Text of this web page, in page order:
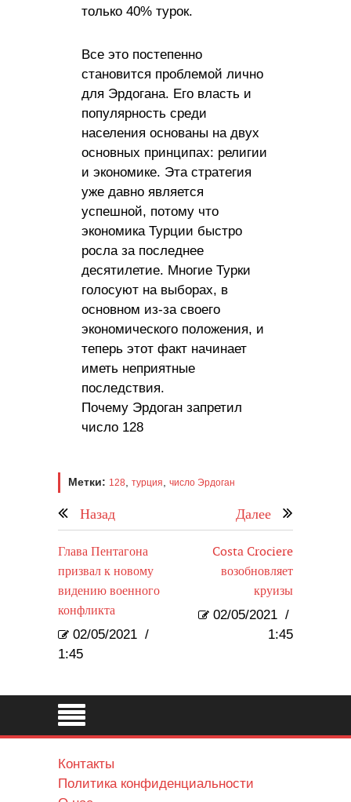
только 40% турок.
Все это постепенно
становится проблемой лично
для Эрдогана. Его власть и
популярность среди
населения основаны на двух
основных принципах: религии
и экономике. Эта стратегия
уже давно является
успешной, потому что
экономика Турции быстро
росла за последнее
десятилетие. Многие Турки
голосуют на выборах, в
основном из-за своего
экономического положения, и
теперь этот факт начинает
иметь неприятные
последствия.
Почему Эрдоган запретил
число 128
Метки: 128 турция число Эрдоган
Назад Далее
Глава Пентагона
призвал к новому
видению военного
конфликта
02/05/2021 /
1:45
Costa Crociere
возобновляет
круизы
02/05/2021 /
1:45
Контакты
Политика конфиденциальности